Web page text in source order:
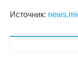
Источник: